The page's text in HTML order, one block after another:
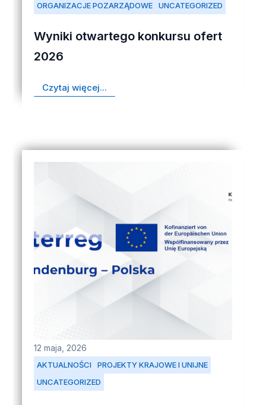
ORGANIZACJE POZARZĄDOWE UNCATEGORIZED
Wyniki otwartego konkursu ofert
2026
Czytaj więcej...
AKTUALNOŚCI
PROJEKTY KRAJOWE I UNIJNE
UNCATEGORIZED
12 maja, 2026